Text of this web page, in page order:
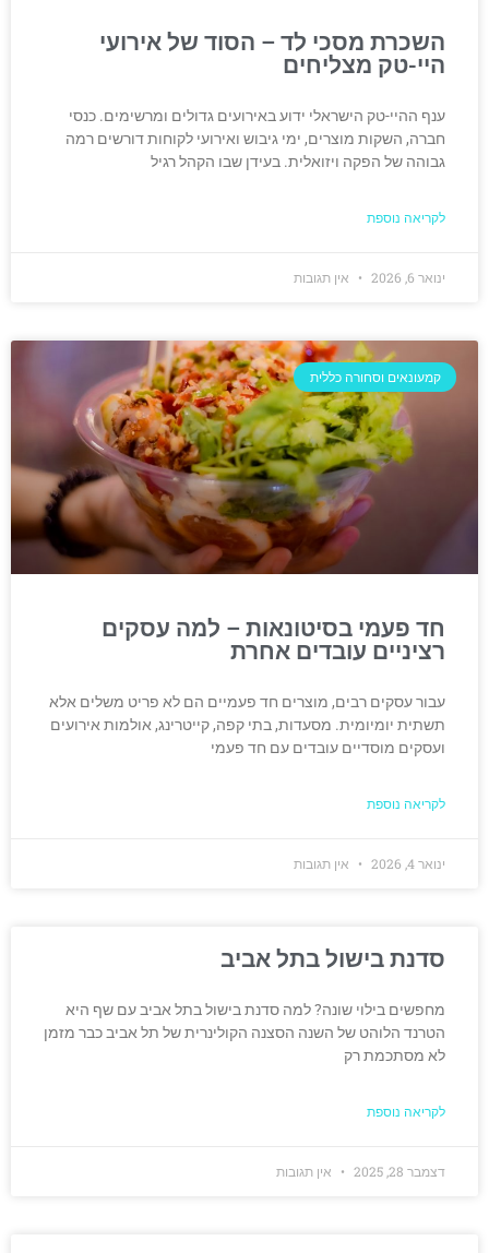
השכרת מסכי לד – הסוד של אירועי
היי-טק מצליחים
ענף ההיי-טק הישראלי ידוע באירועים גדולים ומרשימים. כנסי
חברה, השקות מוצרים, ימי גיבוש ואירועי לקוחות דורשים רמה
גבוהה של הפקה ויזואלית. בעידן שבו הקהל רגיל
לקריאה נוספת
ינואר 6, 2026 אין תגובות
קמעונאים וסחורה כללית
חד פעמי בסיטונאות – למה עסקים
רציניים עובדים אחרת
עבור עסקים רבים, מוצרים חד פעמיים הם לא פריט משלים אלא
תשתית יומיומית. מסעדות, בתי קפה, קייטרינג, אולמות אירועים
ועסקים מוסדיים עובדים עם חד פעמי
לקריאה נוספת
ינואר 4, 2026 אין תגובות
סדנת בישול בתל אביב
מחפשים בילוי שונה? למה סדנת בישול בתל אביב עם שף היא
הטרנד הלוהט של השנה הסצנה הקולינרית של תל אביב כבר מזמן
לא מסתכמת רק
לקריאה נוספת
דצמבר 28, 2025 אין תגובות